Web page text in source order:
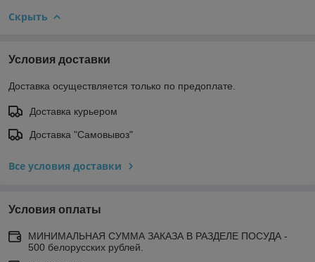
Скрыть
Условия доставки
Доставка осуществляется только по предоплате.
Доставка курьером
Доставка "Самовывоз"
Все условия доставки
Условия оплаты
МИНИМАЛЬНАЯ СУММА ЗАКАЗА В РАЗДЕЛЕ ПОСУДА -
500 белорусских рублей.